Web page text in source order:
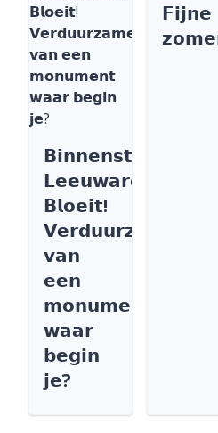
𝗕𝗶𝗻𝗻𝗲𝗻𝘀𝘁𝗮𝗱
𝗟𝗲𝗲𝘂𝘄𝗮𝗿𝗱𝗲𝗻
𝗕𝗹𝗼𝗲𝗶𝘁!
𝗩𝗲𝗿𝗱𝘂𝘂𝗿𝘇𝗮𝗺𝗲𝗻
𝘃𝗮𝗻
𝗲𝗲𝗻
𝗺𝗼𝗻𝘂𝗺𝗲𝗻𝘁
𝘄𝗮𝗮𝗿
𝗯𝗲𝗴𝗶𝗻
𝗷𝗲?
𝗙𝗶𝗷𝗻𝗲